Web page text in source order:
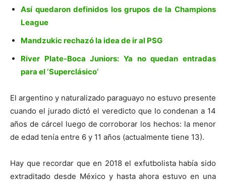
Así quedaron definidos los grupos de la Champions
League
Mandzukic rechazó la idea de ir al PSG
River Plate-Boca Juniors: Ya no quedan entradas
para el ‘Superclásico’
El argentino y naturalizado paraguayo no estuvo presente
cuando el jurado dictó el veredicto que lo condenan a 14
años de cárcel luego de corroborar los hechos: la menor
de edad tenía entre 6 y 11 años (actualmente tiene 13).
Hay que recordar que en 2018 el exfutbolista había sido
extraditado desde México y hasta ahora estuvo en una